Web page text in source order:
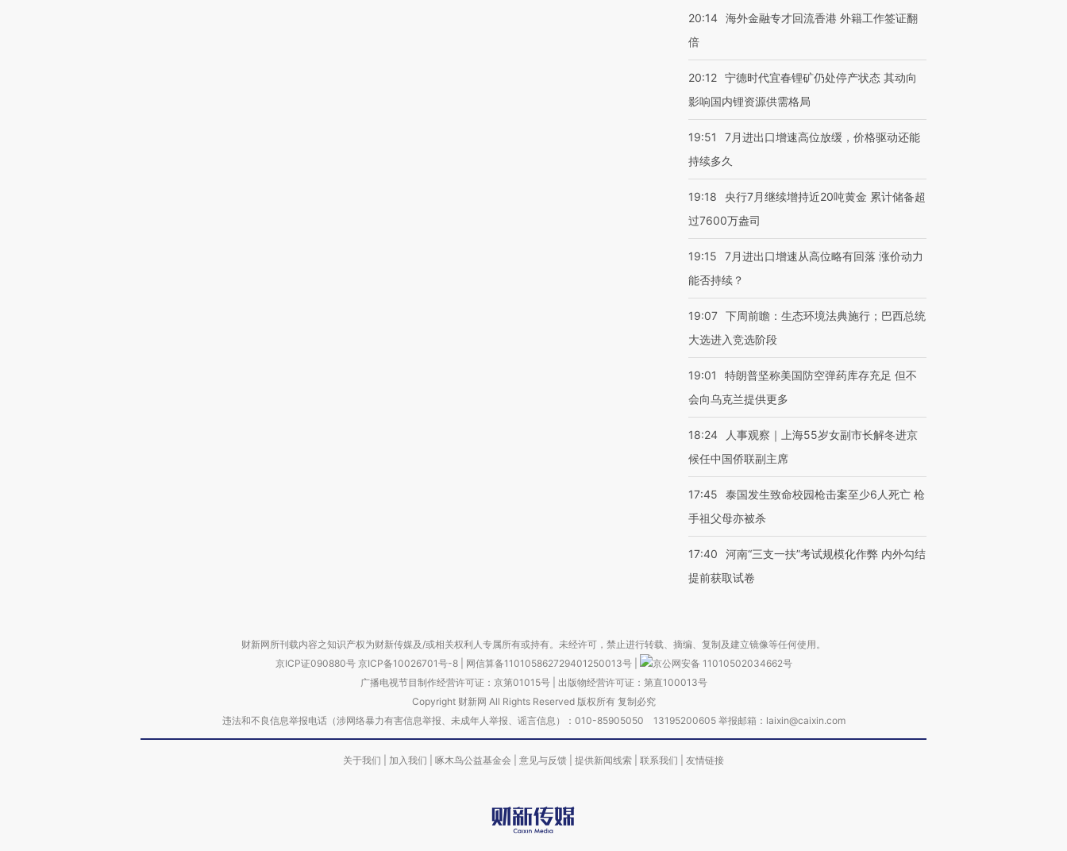
20:14 海外金融专才回流香港 外籍工作签证翻
倍
20:12 宁德时代宜春锂矿仍处停产状态 其动向
影响国内锂资源供需格局
19:51
7月进出口增速高位放缓，价格驱动还能
持续多久
19:18
央行7月继续增持近20吨黄金 累计储备超
过7600万盎司
19:15
7月进出口增速从高位略有回落 涨价动力
能否持续？
19:07 下周前瞻：生态环境法典施行；巴西总统
大选进入竞选阶段
19:01
特朗普坚称美国防空弹药库存充足 但不
会向乌克兰提供更多
18:24
人事观察｜上海55岁女副市长解冬进京
候任中国侨联副主席
17:45
泰国发生致命校园枪击案至少6人死亡 枪
手祖父母亦被杀
17:40
河南“三支一扶”考试规模化作弊 内外勾结
提前获取试卷
财新网所刊载内容之知识产权为财新传媒及/或相关权利人专属所有或持有。未经许可，禁止进行转载、摘编、复制及建立镜像等任何使用。
京ICP证090880号 京ICP备10026701号-8 网信算备110105862729401250013号
京公网安备 11010502034662号
广播电视节目制作经营许可证：京第01015号| 出版物经营许可证：第直100013号
Copyright 财新网 All Rights Reserved 版权所有 复制必究
违法和不良信息举报电话（涉网络暴力有害信息举报、未成年人举报、谣言信息）：010-85905050 13195200605 举报邮箱：laixin@caixin.com
关于我们 加入我们 啄木鸟公益基金会 意见与反馈 提供新闻线索 联系我们 友情链接